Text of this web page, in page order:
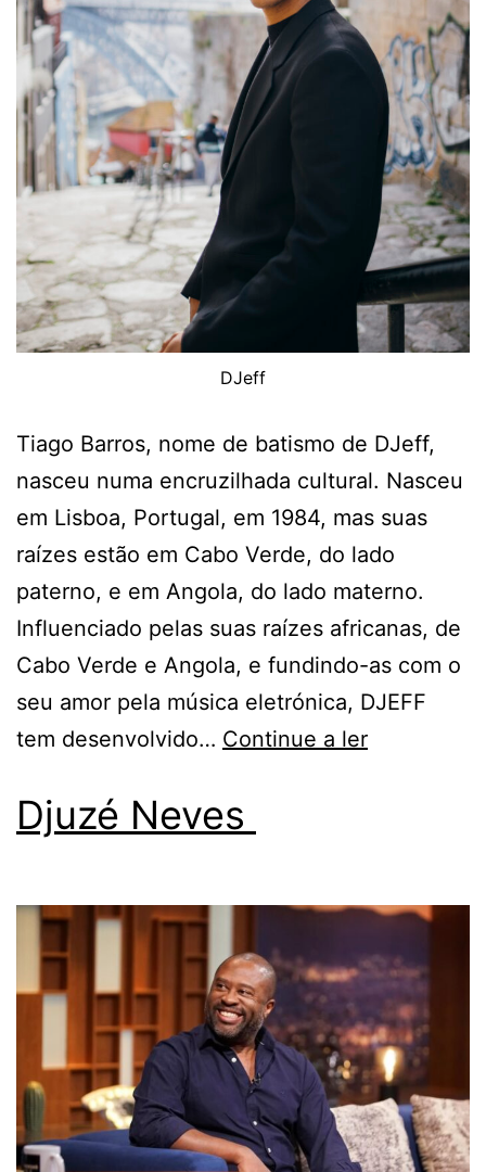
DJeff
Tiago Barros, nome de batismo de DJeff,
nasceu numa encruzilhada cultural. Nasceu
em Lisboa, Portugal, em 1984, mas suas
raízes estão em Cabo Verde, do lado
paterno, e em Angola, do lado materno.
Influenciado pelas suas raízes africanas, de
Cabo Verde e Angola, e fundindo-as com o
seu amor pela música eletrónica, DJEFF
tem desenvolvido… Continue a ler
Djuzé Neves